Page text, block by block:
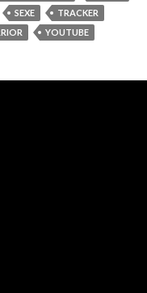
SEXE
TRACKER
YOUTUBE